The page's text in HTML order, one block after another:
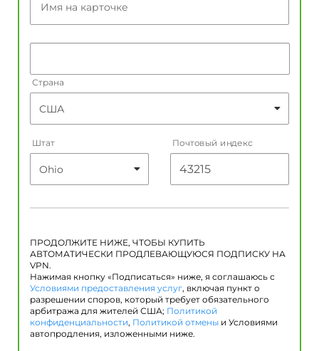
Имя на карточке
Страна
Штат Почтовый индекс
ПРОДОЛЖИТЕ НИЖЕ, ЧТОБЫ КУПИТЬ
АВТОМАТИЧЕСКИ ПРОДЛЕВАЮЩУЮСЯ ПОДПИСКУ НА
VPN.
Нажимая кнопку «Подписаться» ниже, я соглашаюсь с
Условиями предоставления услуг, включая пункт о
разрешении споров, который требует обязательного
арбитража для жителей США; Политикой
конфиденциальности, Политикой отмены и Условиями
автопродления, изложенными ниже.